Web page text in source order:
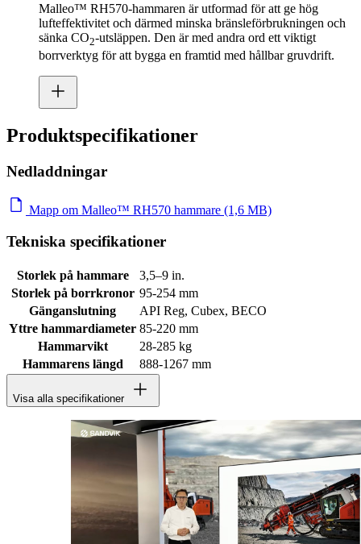
Malleo™ RH570-hammaren är utformad för att ge hög
lufteffektivitet och därmed minska bränsleförbrukningen och
sänka CO2-utsläppen. Den är med andra ord ett viktigt
borrverktyg för att bygga en framtid med hållbar gruvdrift.
Produktspecifikationer
Nedladdningar
Mapp om Malleo™ RH570 hammare (1,6 MB)
Tekniska specifikationer
Storlek på hammare
3,5–9 in.
Storlek på borrkronor 95-254 mm
Gänganslutning
API Reg, Cubex, BECO
Yttre hammardiameter 85-220 mm
Hammarvikt
28-285 kg
Hammarens längd
888-1267 mm
Visa alla specifikationer